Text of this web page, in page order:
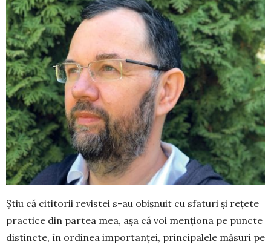
Știu că cititorii revistei s-au obișnuit cu sfaturi și rețete
practice din partea mea, așa că voi men­ționa pe puncte
distincte, în ordinea importanței, principalele măsuri pe